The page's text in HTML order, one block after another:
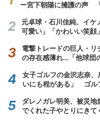
ー宮下朝陽に擁護の声
元卓球・石川佳純、イ
可愛い」「かわいい笑顔
電撃トレードの巨人・リ
の存在感薄れ...「他球団
女子ゴルフの金沢志奈
いにも程がある」 ゴル
ダレノガレ明美、被災
でくれた子やとりにきて